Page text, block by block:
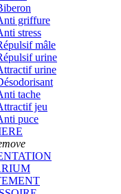
griffure
stress
mâle
urine
urine
tache
jeu
puce